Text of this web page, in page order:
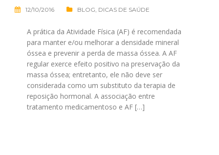
12/10/2016 BLOG, DICAS DE SAÚDE
A prática da Atividade Física (AF) é recomendada
para manter e/ou melhorar a densidade mineral
óssea e prevenir a perda de massa óssea. A AF
regular exerce efeito positivo na preservação da
massa óssea; entretanto, ele não deve ser
considerada como um substituto da terapia de
reposição hormonal. A associação entre
tratamento medicamentoso e AF […]